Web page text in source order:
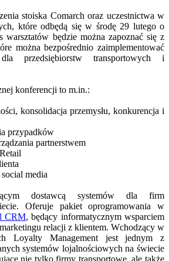
stoiska Comarch oraz uczestnictwa w
które odbędą się w środę 29 lutego o
warsztatów będzie można zapoznać się z
można bezpośrednio zaimplementować
przedsiębiorstw transportowych i
konferencji to m.in.:
konsolidacja przemysłu, konkurencja i
przypadków
partnerstwem
media
dostawcą systemów dla firm
Oferuje pakiet oprogramowania w
CRM, będący informatycznym wsparciem
relacji z klientem. Wchodzący w
Loyalty Management jest jednym z
systemów lojalnościowych na świecie
nie tylko firmy transportowe, ale także